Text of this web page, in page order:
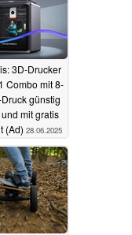
3D-Drucker
Combo mit 8-
günstig
mit gratis
(Ad) 28.06.2025